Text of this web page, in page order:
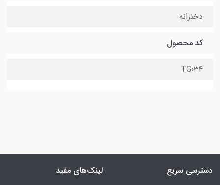
دخترانه
کد محصول
TG034
دسترسی سریع لینک‌های مفید